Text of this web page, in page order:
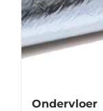
Ondervloer